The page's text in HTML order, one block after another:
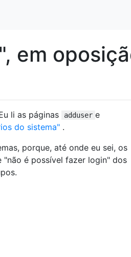
em
li as páginas adduser e
do sistema" .
porque, até onde eu sei, os
é possível fazer login" dos